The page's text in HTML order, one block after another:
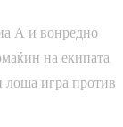
А и вонредно
на екипата
лоша игра против